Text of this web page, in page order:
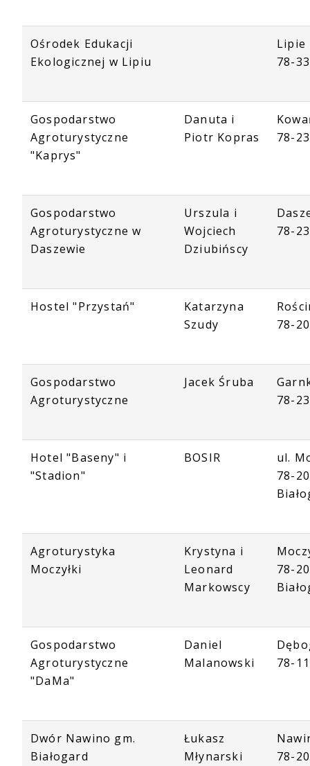
Ośrodek Edukacji
Ekologicznej w Lipiu
Lipie
78-
Gospodarstwo
Agroturystyczne
"Kaprys"
Danuta i
Piotr Kopras
78-
Gospodarstwo
Agroturystyczne w
Daszewie
Urszula i
Wojciech
Dziubińscy
78-
Hostel "Przystań"
Katarzyna
Szudy
78-
Gospodarstwo
Agroturystyczne
Jacek Śruba
78-
Hotel "Baseny" i
"Stadion"
BOSIR
ul.
78-
Agroturystyka
Moczyłki
Krystyna i
Leonard
Markowscy
78-
Gospodarstwo
Agroturystyczne
"DaMa"
Daniel
Malanowski
78-
Dwór Nawino gm.
Białogard
Łukasz
Młynarski
78-